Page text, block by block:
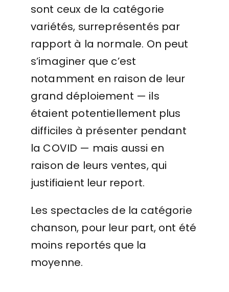
sont ceux de la catégorie
variétés, surreprésentés par
rapport à la normale. On peut
s’imaginer que c’est
notamment en raison de leur
grand déploiement — ils
étaient potentiellement plus
difficiles à présenter pendant
la COVID — mais aussi en
raison de leurs ventes, qui
justifiaient leur report.
Les spectacles de la catégorie
chanson, pour leur part, ont été
moins reportés que la
moyenne.